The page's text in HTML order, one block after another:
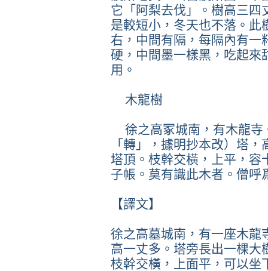
它「阿梨去伐」。樹高三四
是較短小，冬天也不落。此
右，中間有隔，每隔內有一
硬，中間墨一樣黑，吃起來
用。
木龍樹
徐之高冢城南，有木龍寺
「轉」，據明抄本改）塔
塔頂。枝幹交橫，上平，容
子帳。莫有識此木者。僧呼
【譯文】
徐之高墓城南，有一座木龍
高一丈多。塔旁長出一棵大
枝幹交橫，上面平，可以坐